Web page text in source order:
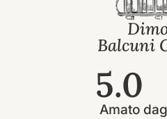
Balcuni
5.0
Amato